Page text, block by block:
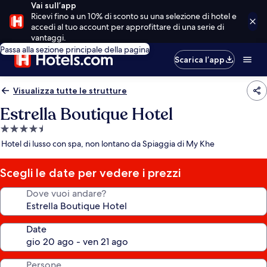
Vai sull’app
Ricevi fino a un 10% di sconto su una selezione di hotel e
accedi al tuo account per approfittare di una serie di
vantaggi.
Passa alla sezione principale della pagina
Scarica l’app
Visualizza tutte le strutture
Estrella Boutique Hotel
Struttura
a
stelle
Hotel di lusso con spa, non lontano da Spiaggia di My Khe
Scegli le date per vedere i prezzi
Dove vuoi andare?
Date